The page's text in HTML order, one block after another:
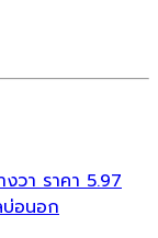
วา ราคา 5.97
บ่อนอก